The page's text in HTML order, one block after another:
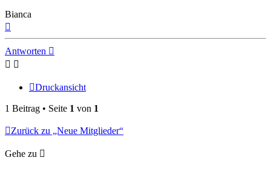
Bianca
Antworten
Druckansicht
1 Beitrag • Seite 1 von 1
Zurück zu „Neue Mitglieder“
Gehe zu